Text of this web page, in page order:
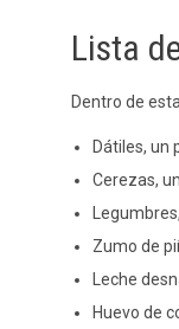
Lista
Dentro de
Dátiles, un
Cerezas,
Zumo de
Leche
Huevo de